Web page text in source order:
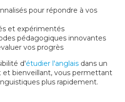
pour répondre à vos
et expérimentés
pédagogiques innovantes
vos progrès
d'étudier l'anglais dans un
bienveillant, vous permettant
plus rapidement.